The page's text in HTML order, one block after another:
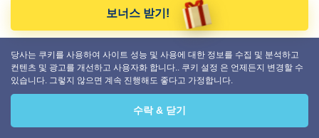
보너스 받기!
당사는 쿠키를 사용하여 사이트 성능 및 사용에 대한 정보를 수집 및 분석하고
컨텐츠 및 광고를 개선하고 사용자화 합니다.. 쿠키 설정 은 언제든지 변경할 수
있습니다. 그렇지 않으면 계속 진행해도 좋다고 가정합니다.
수락 & 닫기